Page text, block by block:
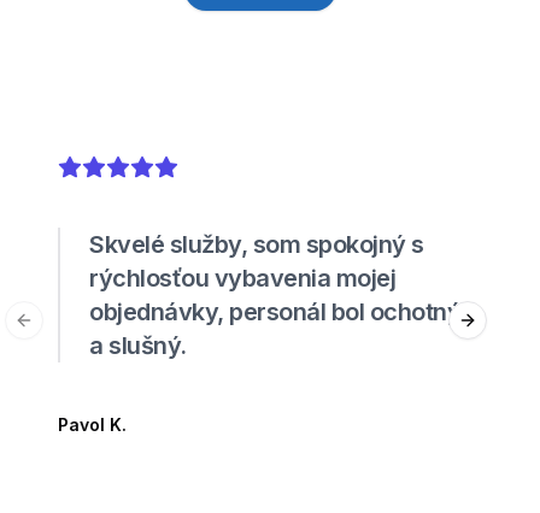
5out of 5 stars
Skvelé služby, som spokojný s
rýchlosťou vybavenia mojej
objednávky, personál bol ochotný
a slušný.
Pavol K.
Previous slide Next